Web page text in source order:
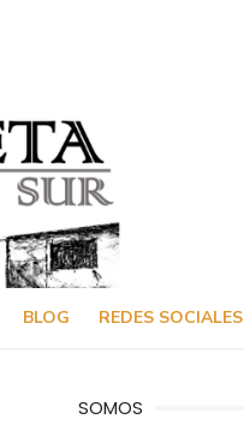
BLOG REDES SOCIALES
SOMOS